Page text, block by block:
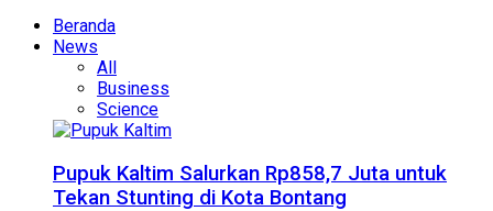
Beranda
News
All
Business
Science
Pupuk Kaltim Salurkan Rp858,7 Juta untuk
Tekan Stunting di Kota Bontang